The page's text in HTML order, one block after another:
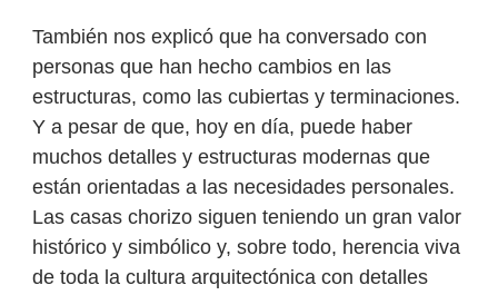
También nos explicó que ha conversado con
personas que han hecho cambios en las
estructuras, como las cubiertas y terminaciones.
Y a pesar de que, hoy en día, puede haber
muchos detalles y estructuras modernas que
están orientadas a las necesidades personales.
Las casas chorizo siguen teniendo un gran valor
histórico y simbólico y, sobre todo, herencia viva
de toda la cultura arquitectónica con detalles